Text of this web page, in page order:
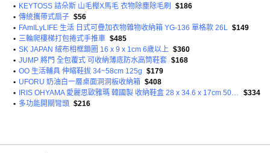
• KEYTOSS 詰朵斯 山毛櫸X馬毛 衣物除塵除毛刷
$186
• 傳統攜帶式扇子 $56
• FAmILyLIFE 生活 日式可疊加衣物雜物收納箱 YG-136 單格款 26L
$149
• 三輪爬樓梯打包捲式手推車 $485
• SK JAPAN 絨布相框鎖圈 16 x 9 x 1cm 6歲以上 $360
• JUMP 將門 全包覆式 可收納薄底防水高筒鞋套 $168
• OO 生活輔具 伸縮鞋拔 34~58cm 125g $179
• UFORU 奶油白一層桌面洞洞板收納箱 $408
•
$334
• 多功能開關彎頭 $216